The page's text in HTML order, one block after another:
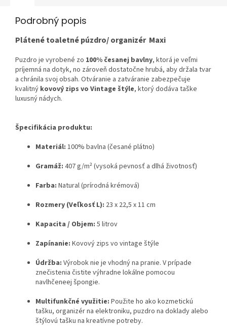
Podrobný popis
Plátené toaletné púzdro/ organizér Maxi
Puzdro je vyrobené zo 100% česanej bavlny, ktorá je veľmi
príjemná na dotyk, no zároveň dostatočne hrubá, aby držala tvar
a chránila svoj obsah. Otváranie a zatváranie zabezpečuje
kvalitný kovový zips vo Vintage štýle, ktorý dodáva taške
luxusný nádych.
Špecifikácia produktu:
Materiál: 100% bavlna (česané plátno)
Gramáž: 407 g/m² (vysoká pevnosť a dlhá životnosť)
Farba: Natural (prírodná krémová)
Rozmery (Veľkosť L): 23 x 22,5 x 11 cm
Kapacita / Objem: 5 litrov
Zapínanie: Kovový zips vo vintage štýle
Údržba: Výrobok nie je vhodný na pranie. V prípade
znečistenia čistite výhradne lokálne pomocou
navlhčeneej špongie.
Multifunkčné využitie: Použite ho ako kozmetickú
tašku, organizér na elektroniku, puzdro na doklady alebo
štýlovú tašku na kreatívne potreby.